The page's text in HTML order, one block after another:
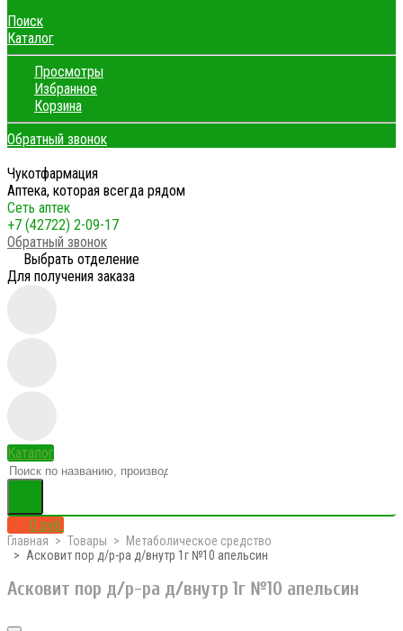
Поиск
Каталог
Просмотры
Избранное
Корзина
Обратный звонок
Чукотфармация
Аптека, которая всегда рядом
Сеть аптек
+7 (42722) 2-09-17
Обратный звонок
Выбрать отделение
Для получения заказа
Каталог
0 руб.
Главная Товары
Метаболическое средство
Асковит пор д/р-ра д/внутр 1г №10 апельсин
Асковит пор д/р-ра д/внутр 1г №10 апельсин